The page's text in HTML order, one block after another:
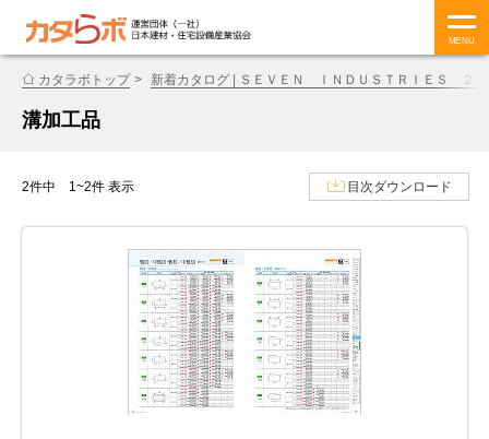
MENU
カタラボトップ 新着カタログ | ＳＥＶＥＮ ＩＮＤＵＳＴＲＩＥＳ ２
溝加工品
2件中 1~2件 表示 目次ダウンロード